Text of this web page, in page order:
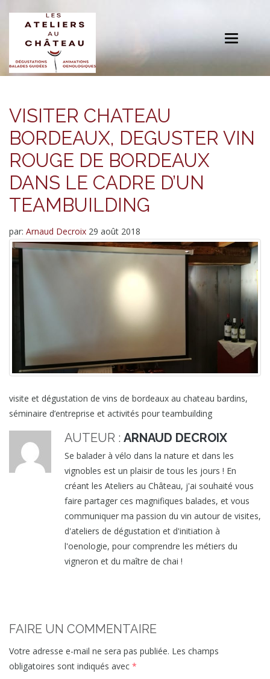
Toggle
VISITER CHATEAU
BORDEAUX, DEGUSTER VIN
ROUGE DE BORDEAUX
DANS LE CADRE D’UN
TEAMBUILDING
par: Arnaud Decroix 29 août 2018
visite et dégustation de vins de bordeaux au chateau bardins,
séminaire d’entreprise et activités pour teambuilding
AUTEUR : ARNAUD DECROIX
Se balader à vélo dans la nature et dans les
vignobles est un plaisir de tous les jours ! En
créant les Ateliers au Château, j'ai souhaité vous
faire partager ces magnifiques balades, et vous
communiquer ma passion du vin autour de visites,
d'ateliers de dégustation et d'initiation à
l'oenologie, pour comprendre les métiers du
vigneron et du maître de chai !
FAIRE UN COMMENTAIRE
Votre adresse e-mail ne sera pas publiée. Les champs
obligatoires sont indiqués avec *